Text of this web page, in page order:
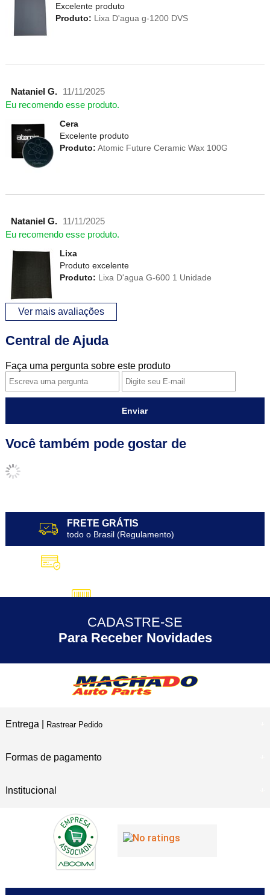
Excelente produto
Produto: Lixa D'agua g-1200 DVS
Nataniel G.
11/11/2025
Eu recomendo esse produto.
Cera
Excelente produto
Produto: Atomic Future Ceramic Wax 100G
Nataniel G.
11/11/2025
Eu recomendo esse produto.
Lixa
Produto excelente
Produto: Lixa D'agua G-600 1 Unidade
Ver mais avaliações
Central de Ajuda
Faça uma pergunta sobre este produto
Enviar
Você também pode gostar de
FRETE GRÁTIS
todo o Brasil (Regulamento)
5% DESCONTO no Pix
30 ANOS de Experiência
CADASTRE-SE
Para Receber Novidades
Entrega | Rastrear Pedido
Formas de pagamento
Institucional